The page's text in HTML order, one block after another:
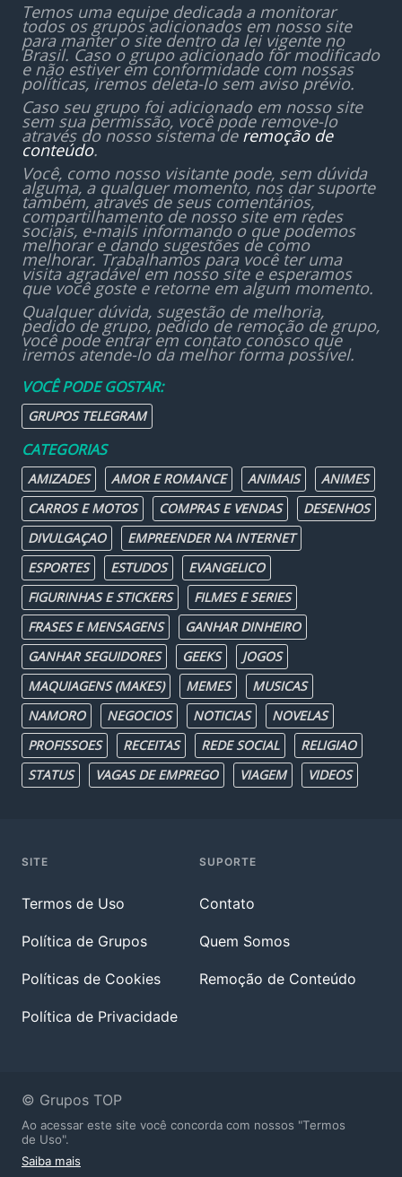
Temos uma equipe dedicada a monitorar
todos os grupos adicionados em nosso site
para manter o site dentro da lei vigente no
Brasil. Caso o grupo adicionado for modificado
e não estiver em conformidade com nossas
políticas, iremos deleta-lo sem aviso prévio.
Caso seu grupo foi adicionado em nosso site
sem sua permissão, você pode remove-lo
através do nosso sistema de remoção de
conteúdo.
Você, como nosso visitante pode, sem dúvida
alguma, a qualquer momento, nos dar suporte
também, através de seus comentários,
compartilhamento de nosso site em redes
sociais, e-mails informando o que podemos
melhorar e dando sugestões de como
melhorar. Trabalhamos para você ter uma
visita agradável em nosso site e esperamos
que você goste e retorne em algum momento.
Qualquer dúvida, sugestão de melhoria,
pedido de grupo, pedido de remoção de grupo,
você pode entrar em contato conosco que
iremos atende-lo da melhor forma possível.
VOCÊ PODE GOSTAR:
GRUPOS TELEGRAM
CATEGORIAS
AMIZADES AMOR E ROMANCE ANIMAIS
ANIMES
CARROS E MOTOS
COMPRAS E VENDAS
DESENHOS
DIVULGAÇAO
EMPREENDER NA INTERNET
ESPORTES
ESTUDOS
EVANGELICO
FIGURINHAS E STICKERS
FILMES E SERIES
FRASES E MENSAGENS
GANHAR DINHEIRO
GANHAR SEGUIDORES
GEEKS
JOGOS
MAQUIAGENS (MAKES)
MEMES
MUSICAS
NAMORO
NEGOCIOS NOTICIAS
NOVELAS
PROFISSOES
RECEITAS REDE SOCIAL
RELIGIAO
STATUS
VAGAS DE EMPREGO VIAGEM VIDEOS
SITE
Termos de Uso
Política de Grupos
Políticas de Cookies
Política de Privacidade
SUPORTE
Contato
Quem Somos
Remoção de Conteúdo
© Grupos TOP
Ao acessar este site você concorda com nossos "Termos
de Uso".
Saiba mais